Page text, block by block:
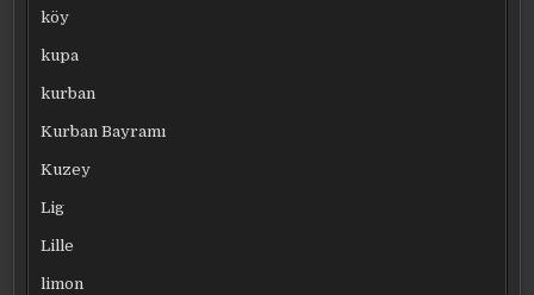
köy
kupa
kurban
Kurban Bayramı
Kuzey
Lig
Lille
limon